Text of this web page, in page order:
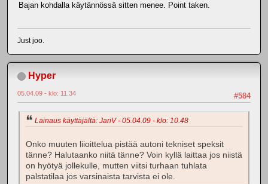
Bajan kohdalla käytännössä sitten menee. Point taken.
Just joo.
Hyper
#584
05.04.09 - klo: 11.34
Lainaus käyttäjältä: JariV - 05.04.09 - klo: 10.48
Onko muuten liioittelua pistää autoni tekniset speksit
tänne? Halutaanko niitä tänne? Voin kyllä laittaa jos niistä
on hyötyä jollekulle, mutten viitsi turhaan tuhlata
palstatilaa jos varsinaista tarvista ei ole.